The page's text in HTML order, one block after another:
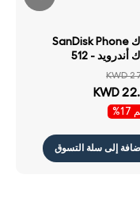
محرك SanDisk Phone
محرك أندرويد - 512
/ أسود
KWD
KWD
إضافة إلى سلة التسوق